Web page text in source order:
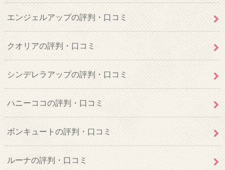
エンジェルアップの評判・口コミ
クオリアの評判・口コミ
シンデレラアップの評判・口コミ
ハニーココの評判・口コミ
ボンキュートの評判・口コミ
ルーナの評判・口コミ